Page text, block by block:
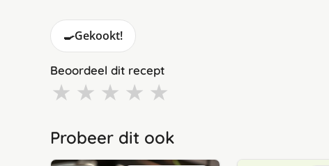
🍳Gekookt!
Beoordeel dit recept
★ ★ ★ ★ ★
Probeer dit ook